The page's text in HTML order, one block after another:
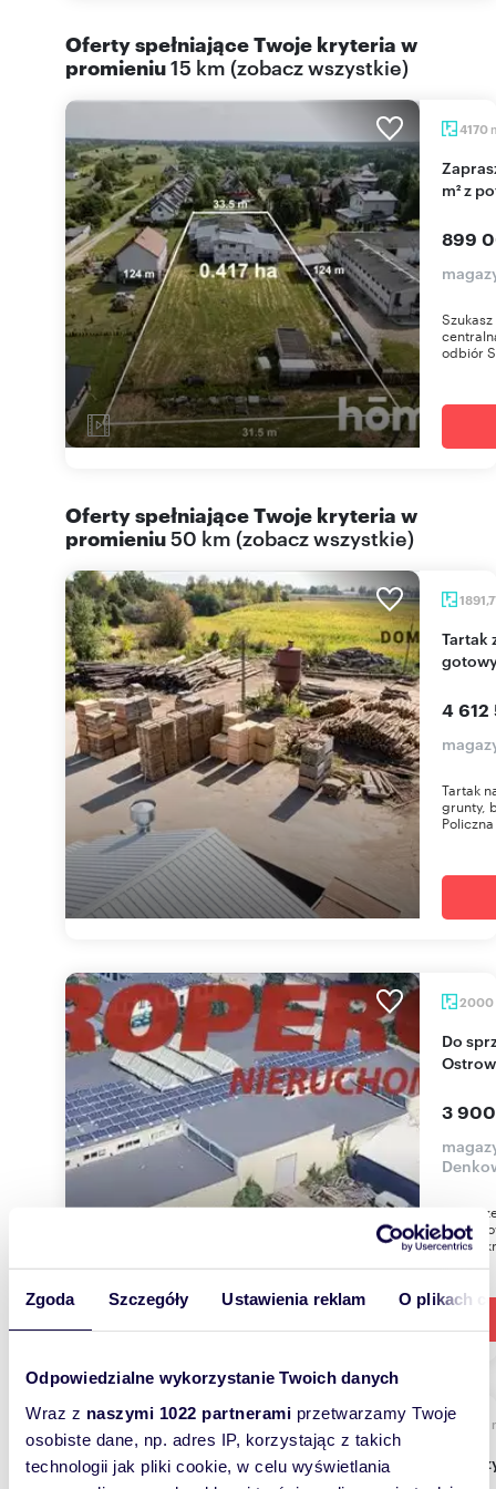
Zgoda Szczegóły Ustawienia reklam O plikach
Odpowiedzialne wykorzystanie Twoich danych
Wraz z naszymi 1022 partnerami przetwarzamy Twoje
osobiste dane, np. adres IP, korzystając z takich
technologii jak pliki cookie, w celu wyświetlania
Oferty spełniające Twoje kryteria w
promieniu15 km (zobacz wszystkie)
4170
Zapraszam do obejrzenia hali produkcyjnej 606
m² z
899
odbiór
Oferty spełniające Twoje kryteria w
promieniu50 km (zobacz wszystkie)
Tartak z pełnym wyposażeniem i gruntami -
4 612
Tartak
grunty,
2000
Do sprzedania hala 2000 m² z biurami i placem w
3
Na
dróg